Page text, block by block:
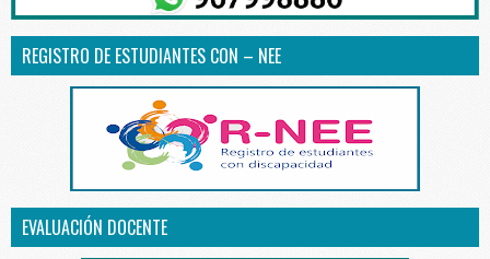
REGISTRO DE ESTUDIANTES CON – NEE
EVALUACIÓN DOCENTE